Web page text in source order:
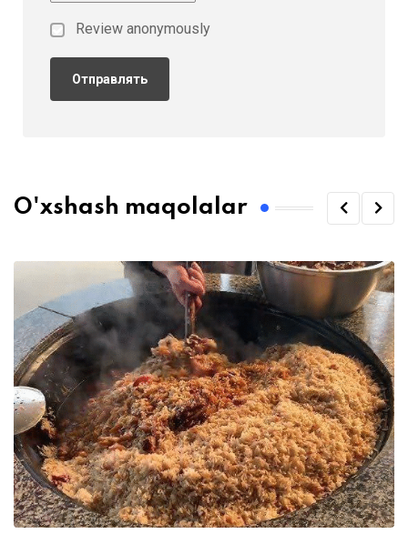
Review anonymously
O'xshash maqolalar